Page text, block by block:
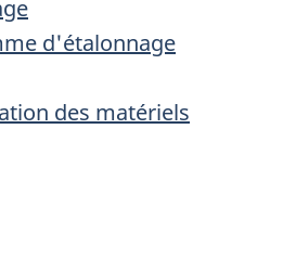
d'étalonnage
des matériels